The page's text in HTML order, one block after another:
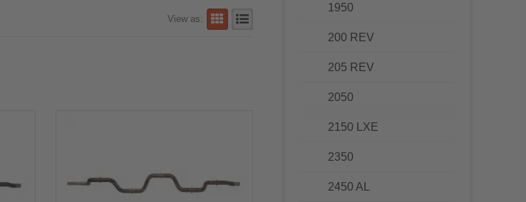
View as:
1950
200 REV
205 REV
2050
2150 LXE
2350
2450 AL